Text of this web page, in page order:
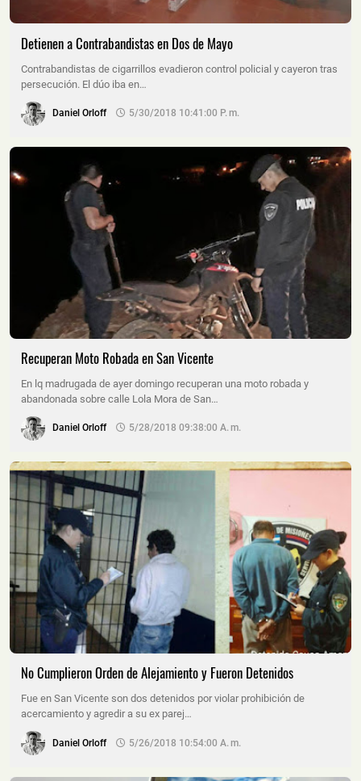
Detienen a Contrabandistas en Dos de Mayo
Contrabandistas de cigarrillos evadieron control policial y cayeron tras
persecución. El dúo iba en…
Daniel Orloff 5/30/2018 10:41:00 P. M.
Recuperan Moto Robada en San Vicente
En lq madrugada de ayer domingo recuperan una moto robada y
abandonada sobre calle Lola Mora de San…
Daniel Orloff 5/28/2018 09:38:00 A. M.
No Cumplieron Orden de Alejamiento y Fueron Detenidos
Fue en San Vicente son dos detenidos por violar prohibición de
acercamiento y agredir a su ex parej…
Daniel Orloff 5/26/2018 10:54:00 A. M.